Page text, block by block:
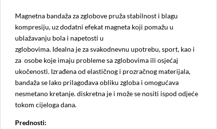
Magnetna bandaža za zglobove pruža stabilnost i blagu
kompresiju, uz dodatni efekat magneta koji pomažu u
ublažavanju bola i napetosti u
zglobovima. Idealna je za svakodnevnu upotrebu, sport, kao i
za osobe koje imaju probleme sa zglobovima ili osjećaj
ukočenosti. Izrađena od elastičnog i prozračnog materijala,
bandaža se lako prilagođava obliku zgloba i omogućava
nesmetano kretanje. diskretna je i može se nositi ispod odjeće
tokom cijeloga dana.
Prednosti: